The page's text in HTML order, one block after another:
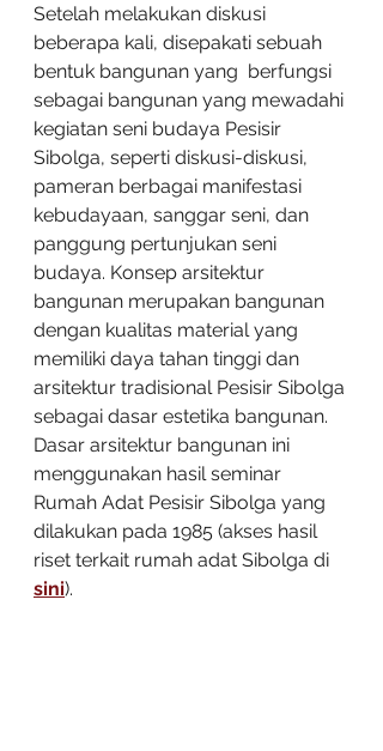
Setelah melakukan diskusi
beberapa kali, disepakati sebuah
bentuk bangunan yang  berfungsi
sebagai bangunan yang mewadahi
kegiatan seni budaya Pesisir
Sibolga, seperti diskusi-diskusi,
pameran berbagai manifestasi
kebudayaan, sanggar seni, dan
panggung pertunjukan seni
budaya. Konsep arsitektur
bangunan merupakan bangunan
dengan kualitas material yang
memiliki daya tahan tinggi dan
arsitektur tradisional Pesisir Sibolga
sebagai dasar estetika bangunan.
Dasar arsitektur bangunan ini
menggunakan hasil seminar
Rumah Adat Pesisir Sibolga yang
dilakukan pada 1985 (akses hasil
riset terkait rumah adat Sibolga di
sini).